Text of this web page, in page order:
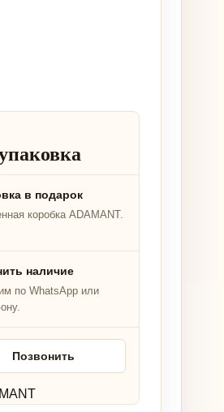
в подарок
коробка ADAMANT.
наличие
по WhatsApp или
Позвонить